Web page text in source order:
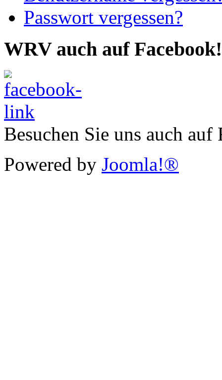
Passwort vergessen?
WRV auch auf Facebook!
Besuchen Sie uns auch auf
Powered by Joomla!®